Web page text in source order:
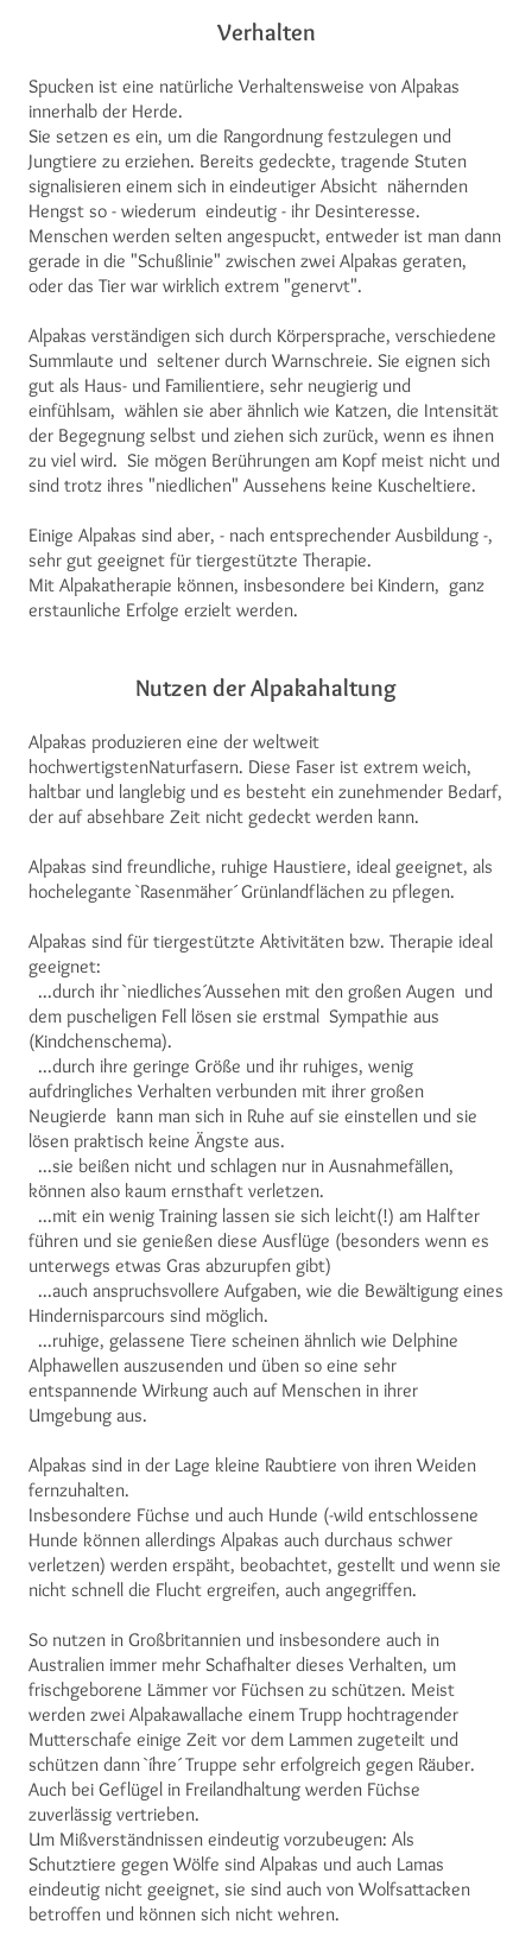
Verhalten
Spucken ist eine natürliche Verhaltensweise von Alpakas
innerhalb der Herde.
Sie setzen es ein, um die Rangordnung festzulegen und
Jungtiere zu erziehen. Bereits gedeckte, tragende Stuten
signalisieren einem sich in eindeutiger Absicht nähernden
Hengst so - wiederum eindeutig - ihr Desinteresse.
Menschen werden selten angespuckt, entweder ist man dann
gerade in die "Schußlinie" zwischen zwei Alpakas geraten,
oder das Tier war wirklich extrem "genervt".
Alpakas verständigen sich durch Körpersprache, verschiedene
Summlaute und seltener durch Warnschreie. Sie eignen sich
gut als Haus- und Familientiere, sehr neugierig und
einfühlsam, wählen sie aber ähnlich wie Katzen, die Intensität
der Begegnung selbst und ziehen sich zurück, wenn es ihnen
zu viel wird. Sie mögen Berührungen am Kopf meist nicht und
sind trotz ihres "niedlichen" Aussehens keine Kuscheltiere.
Einige Alpakas sind aber, - nach entsprechender Ausbildung -,
sehr gut geeignet für tiergestützte Therapie.
Mit Alpakatherapie können, insbesondere bei Kindern, ganz
erstaunliche Erfolge erzielt werden.
Nutzen der Alpakahaltung
Alpakas produzieren eine der weltweit
hochwertigstenNaturfasern. Diese Faser ist extrem weich,
haltbar und langlebig und es besteht ein zunehmender Bedarf,
der auf absehbare Zeit nicht gedeckt werden kann.
Alpakas sind freundliche, ruhige Haustiere, ideal geeignet, als
hochelegante `Rasenmäher´ Grünlandflächen zu pflegen.
Alpakas sind für tiergestützte Aktivitäten bzw. Therapie ideal
geeignet:
...durch ihr `niedliches´Aussehen mit den großen Augen und
dem puscheligen Fell lösen sie erstmal Sympathie aus
(Kindchenschema).
...durch ihre geringe Größe und ihr ruhiges, wenig
aufdringliches Verhalten verbunden mit ihrer großen
Neugierde kann man sich in Ruhe auf sie einstellen und sie
lösen praktisch keine Ängste aus.
...sie beißen nicht und schlagen nur in Ausnahmefällen,
können also kaum ernsthaft verletzen.
...mit ein wenig Training lassen sie sich leicht(!) am Halfter
führen und sie genießen diese Ausflüge (besonders wenn es
unterwegs etwas Gras abzurupfen gibt)
...auch anspruchsvollere Aufgaben, wie die Bewältigung eines
Hindernisparcours sind möglich.
...ruhige, gelassene Tiere scheinen ähnlich wie Delphine
Alphawellen auszusenden und üben so eine sehr
entspannende Wirkung auch auf Menschen in ihrer
Umgebung aus.
Alpakas sind in der Lage kleine Raubtiere von ihren Weiden
fernzuhalten.
Insbesondere Füchse und auch Hunde (-wild entschlossene
Hunde können allerdings Alpakas auch durchaus schwer
verletzen) werden erspäht, beobachtet, gestellt und wenn sie
nicht schnell die Flucht ergreifen, auch angegriffen.
So nutzen in Großbritannien und insbesondere auch in
Australien immer mehr Schafhalter dieses Verhalten, um
frischgeborene Lämmer vor Füchsen zu schützen. Meist
werden zwei Alpakawallache einem Trupp hochtragender
Mutterschafe einige Zeit vor dem Lammen zugeteilt und
schützen dann `íhre´ Truppe sehr erfolgreich gegen Räuber.
Auch bei Geflügel in Freilandhaltung werden Füchse
zuverlässig vertrieben.
Um Mißverständnissen eindeutig vorzubeugen: Als
Schutztiere gegen Wölfe sind Alpakas und auch Lamas
eindeutig nicht geeignet, sie sind auch von Wolfsattacken
betroffen und können sich nicht wehren.